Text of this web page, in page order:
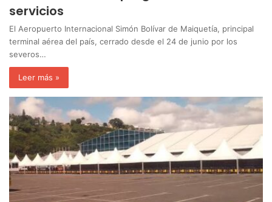
servicios
El Aeropuerto Internacional Simón Bolívar de Maiquetía, principal
terminal aérea del país, cerrado desde el 24 de junio por los
severos…
Leer más »